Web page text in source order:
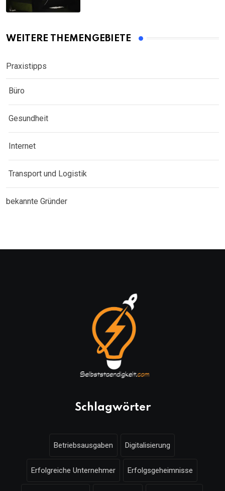
WEITERE THEMENGEBIETE
Praxistipps
Büro
Gesundheit
Internet
Transport und Logistik
bekannte Gründer
Schlagwörter
Betriebsausgaben Digitalisierung
Erfolgreiche Unternehmer Erfolgsgeheimnisse